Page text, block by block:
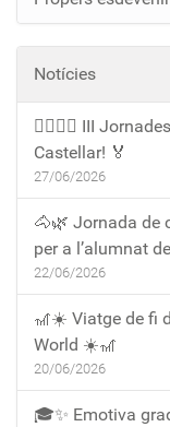
Notícies
🏃‍♀️🏃‍♂️ III
Castellar! 🏅
27/06/2026
🐴🌿 Jornada de
per a l’alumnat
22/06/2026
🎢☀️ Viatge de fi
World ☀️🎢
20/06/2026
🎓✨ Emotiva